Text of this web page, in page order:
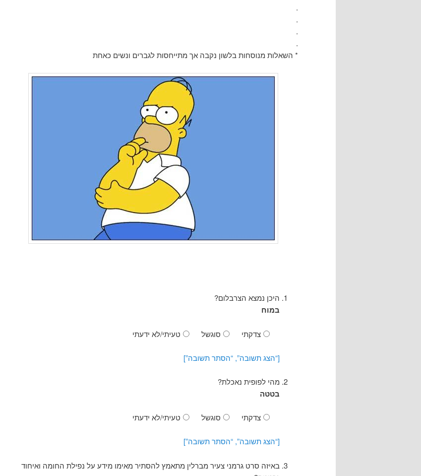
.
.
.
.
* השאלות מנוסחות בלשון נקבה אך מתייחסות לגברים ונשים כאחת
היכן נמצא הצרבלום?
במוח
צדקתי סוגשל טעיתי/לא ידעתי
[“הצג תשובה”, “הסתר תשובה”]
מהי לפופית נאכלת?
בטטה
צדקתי סוגשל טעיתי/לא ידעתי
[“הצג תשובה”, “הסתר תשובה”]
באיזה סרט גרמני צעיר מברלין מתאמץ להסתיר מאימו מידע על נפילת החומה ואיחוד